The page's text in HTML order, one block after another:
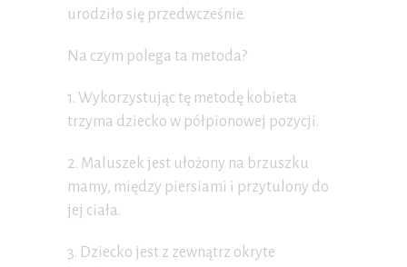
urodziło się przedwcześnie.
Na czym polega ta metoda?
1. Wykorzystując tę metodę kobieta
trzyma dziecko w półpionowej pozycji.
2. Maluszek jest ułożony na brzuszku
mamy, między piersiami i przytulony do
jej ciała.
3. Dziecko jest z zewnątrz okryte